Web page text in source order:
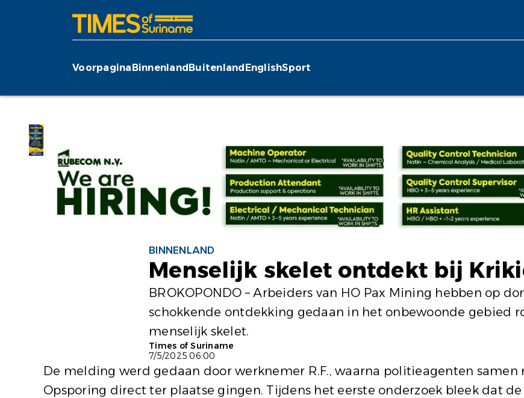
VoorpaginaBinnenlandBuitenlandEnglishSport
BINNENLAND
Menselijk skelet ontdekt bij
BROKOPONDO – Arbeiders van HO Pax Mining hebben op
schokkende ontdekking gedaan in het onbewoonde gebied
menselijk skelet.
Times of Suriname
7/5/2025 06:00
De melding werd gedaan door werknemer R.F., waarna politieagenten samen
Opsporing direct ter plaatse gingen. Tijdens het eerste onderzoek bleek dat